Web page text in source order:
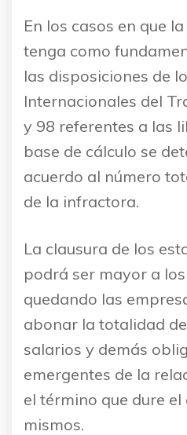
En los casos en que
tenga como
las disposiciones de
Internacionales del
y 98 referentes a las
base de cálculo se
acuerdo al número
de la infractora.
La clausura de los
podrá ser mayor a
quedando las
abonar la totalidad
salarios y demás
emergentes de la
el término que dure el
mismos.